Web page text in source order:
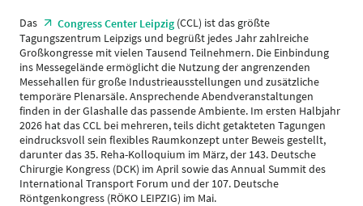
Das Congress Center Leipzig(CCL) ist das größte
Tagungszentrum Leipzigs und begrüßt jedes Jahr zahlreiche
Großkongresse mit vielen Tausend Teilnehmern. Die Einbindung
ins Messegelände ermöglicht die Nutzung der angrenzenden
Messehallen für große Industrieausstellungen und zusätzliche
temporäre Plenarsäle. Ansprechende Abendveranstaltungen
finden in der Glashalle das passende Ambiente. Im ersten Halbjahr
2026 hat das CCL bei mehreren, teils dicht getakteten Tagungen
eindrucksvoll sein flexibles Raumkonzept unter Beweis gestellt,
darunter das 35. Reha-Kolloquium im März, der 143. Deutsche
Chirurgie Kongress (DCK) im April sowie das Annual Summit des
International Transport Forum und der 107. Deutsche
Röntgenkongress (RÖKO LEIPZIG) im Mai.